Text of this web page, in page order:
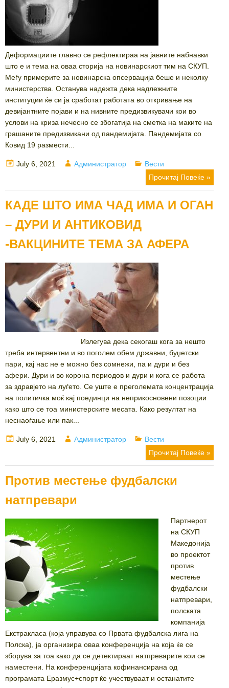
Деформациите главно се рефлектираа на јавните набнавки
што е и тема на оваа сторија на новинарскиот тим на СКУП.
Меѓу примерите за новинарска опсервација беше и неколку
министерства. Останува надежта дека надлежните
институции ќе си ја сработат работата во откривање на
девијантните појави и на нивните предизвикувачи кои во
услови на криза нечесно се збогатија на сметка на маките на
грашаните предизвикани од пандемијата. Пандемијата со
Ковид 19 размести...
Posted
July 6, 2021 Author
Администратор Categories
Вести
Прочитај Повеќе »
КАДЕ ШТО ИМА ЧАД ИМА И ОГАН
– ДУРИ И АНТИКОВИД
-ВАКЦИНИТЕ ТЕМА ЗА АФЕРА
Излегува дека секогаш кога за нешто
треба интервентни и во поголем обем државни, буџетски
пари, кај нас не е можно без сомнежи, па и дури и без
афери. Дури и во корона периодов и дури и кога се работа
за здравјето на луѓето. Се уште е преголемата концентрација
на политичка моќ кај поединци на неприкосновени позоции
како што се тоа министерските месата. Како резултат на
неснаоѓање или пак...
Posted
July 6, 2021 Author
Администратор Categories
Вести
Прочитај Повеќе »
Против местење фудбалски
натпревари
Партнерот
на СКУП
Македонија
во проектот
против
местење
фудбалски
натпревари,
полската
компанија
Екстракласа (која управува со Првата фудбалска лига на
Полска), ја организира оваа конференција на која ќе се
зборува за тоа како да се детектираат натпреварите кои се
наместени. На конференцијата кофинансирана од
програмата Еразмус+спорт ќе учествуваат и останатите